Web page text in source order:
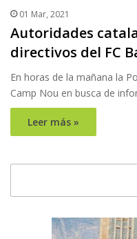
01 Mar, 2021
Autoridades
directivos del FC
En horas de la mañana la
Camp Nou en busca de
Leer más »